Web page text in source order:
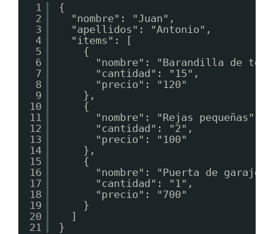
1
2
3
4
5
6
7
8
9
10
11
12
13
14
15
16
17
18
19
20
21
{
"nombre": "Juan",
"apellidos": "Antonio",
"items": [
{
"nombre": "Barandilla de
"cantidad": "15",
"precio": "120"
},
{
"nombre": "Rejas pequeñas",
"cantidad": "2",
"precio": "100"
},
{
"nombre": "Puerta de garaje",
"cantidad": "1",
"precio": "700"
}
]
}